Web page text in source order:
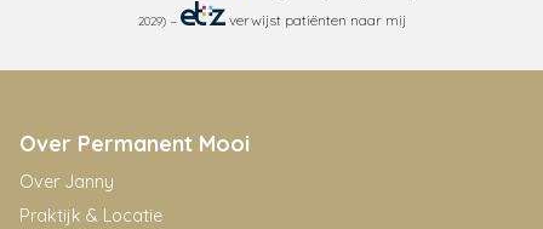
2029)– verwijst patiënten naar mij
Over Permanent Mooi
Over Janny
Praktijk & Locatie